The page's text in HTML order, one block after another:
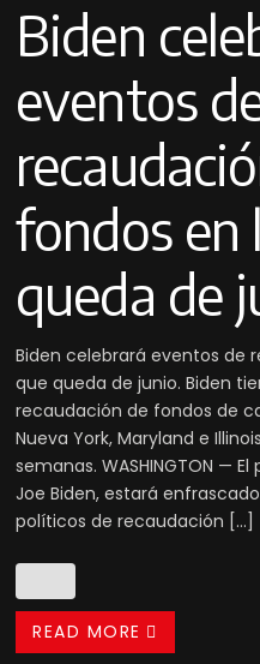
Biden
eventos
fondos en
queda de
Biden celebrará eventos de
que queda de junio. Biden
recaudación de fondos de
Nueva York, Maryland e
semanas. WASHINGTON —
Joe Biden, estará
políticos de recaudación […]
READ MORE